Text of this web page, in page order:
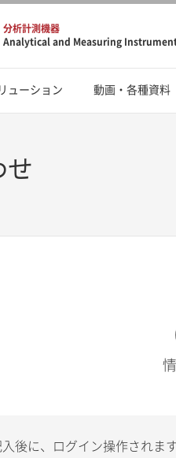
分析計測機器
Analytical and Measuring
ューション 動画・各種資料
せ
現
後に、ログイン操作されま